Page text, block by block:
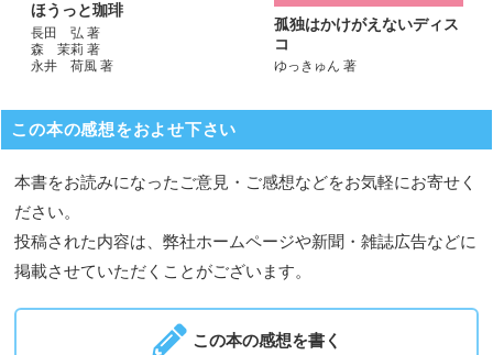
ほうっと珈琲
長田 弘 著
森 茉莉 著
永井 荷風 著
孤独はかけがえないディス
コ
ゆっきゅん 著
この本の感想をおよせ下さい
本書をお読みになったご意見・ご感想などをお気軽にお寄せく
ださい。
投稿された内容は、弊社ホームページや新聞・雑誌広告などに
掲載させていただくことがございます。
この本の感想を書く